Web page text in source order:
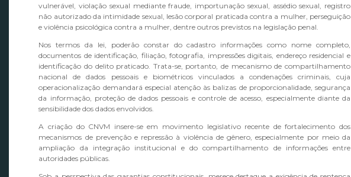
vulnerável, violação sexual mediante fraude, importunação sexual, assédio sexual, registro
não autorizado da intimidade sexual, lesão corporal praticada contra a mulher, perseguição
e violência psicológica contra a mulher, dentre outros previstos na legislação penal.
Nos termos da lei, poderão constar do cadastro informações como nome completo,
documentos de identificação, filiação, fotografia, impressões digitais, endereço residencial e
identificação do delito praticado. Trata-se, portanto, de mecanismo de compartilhamento
nacional de dados pessoais e biométricos vinculados a condenações criminais, cuja
operacionalização demandará especial atenção às balizas de proporcionalidade, segurança
da informação, proteção de dados pessoais e controle de acesso, especialmente diante da
sensibilidade dos dados envolvidos.
A criação do CNVM insere-se em movimento legislativo recente de fortalecimento dos
mecanismos de prevenção e repressão à violência de gênero, especialmente por meio da
ampliação da integração institucional e do compartilhamento de informações entre
autoridades públicas.